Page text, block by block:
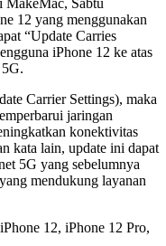
MakeMac, Sabtu
12 yang menggunakan
“Update Carries
iPhone 12 ke atas
Carrier Settings), maka
jaringan
konektivitas
kata lain, update ini dapat
5G yang sebelumnya
mendukung layanan
12, iPhone 12 Pro,